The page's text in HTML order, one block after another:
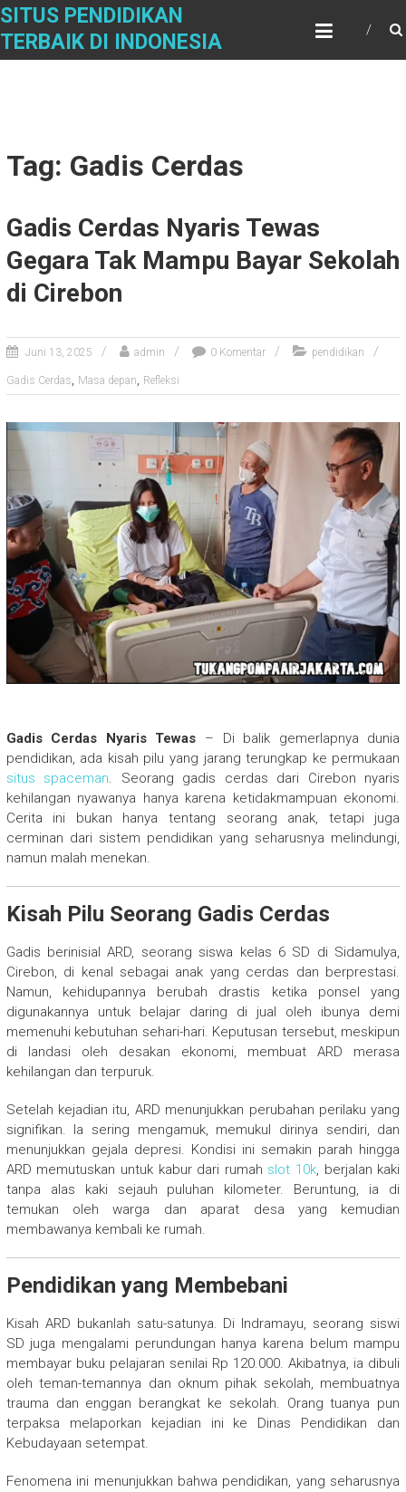
Skip
content
SITUS PENDIDIKAN
TERBAIK DI INDONESIA
Tag: Gadis Cerdas
Gadis Cerdas Nyaris Tewas
Gegara Tak Mampu Bayar Sekolah
di Cirebon
Juni 13, 2025 admin 0 Komentar pendidikan
Gadis Cerdas, Masa depan, Refleksi
Gadis Cerdas Nyaris Tewas – Di balik gemerlapnya dunia
pendidikan, ada kisah pilu yang jarang terungkap ke permukaan
situs spaceman. Seorang gadis cerdas dari Cirebon nyaris
kehilangan nyawanya hanya karena ketidakmampuan ekonomi.
Cerita ini bukan hanya tentang seorang anak, tetapi juga
cerminan dari sistem pendidikan yang seharusnya melindungi,
namun malah menekan.
Kisah Pilu Seorang Gadis Cerdas
Gadis berinisial ARD, seorang siswa kelas 6 SD di Sidamulya,
Cirebon, di kenal sebagai anak yang cerdas dan berprestasi.
Namun, kehidupannya berubah drastis ketika ponsel yang
digunakannya untuk belajar daring di jual oleh ibunya demi
memenuhi kebutuhan sehari-hari. Keputusan tersebut, meskipun
di landasi oleh desakan ekonomi, membuat ARD merasa
kehilangan dan terpuruk.
Setelah kejadian itu, ARD menunjukkan perubahan perilaku yang
signifikan. Ia sering mengamuk, memukul dirinya sendiri, dan
menunjukkan gejala depresi. Kondisi ini semakin parah hingga
ARD memutuskan untuk kabur dari rumah slot 10k, berjalan kaki
tanpa alas kaki sejauh puluhan kilometer. Beruntung, ia di
temukan oleh warga dan aparat desa yang kemudian
membawanya kembali ke rumah.
Pendidikan yang Membebani
Kisah ARD bukanlah satu-satunya. Di Indramayu, seorang siswi
SD juga mengalami perundungan hanya karena belum mampu
membayar buku pelajaran senilai Rp 120.000. Akibatnya, ia dibuli
oleh teman-temannya dan oknum pihak sekolah, membuatnya
trauma dan enggan berangkat ke sekolah. Orang tuanya pun
terpaksa melaporkan kejadian ini ke Dinas Pendidikan dan
Kebudayaan setempat.
Fenomena ini menunjukkan bahwa pendidikan, yang seharusnya